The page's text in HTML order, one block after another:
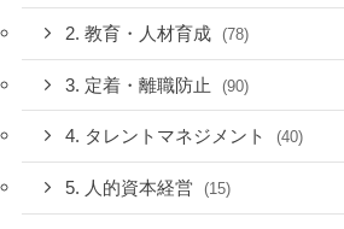
2. 教育・人材育成 (78)
3. 定着・離職防止 (90)
4. タレントマネジメント (40)
5. 人的資本経営 (15)